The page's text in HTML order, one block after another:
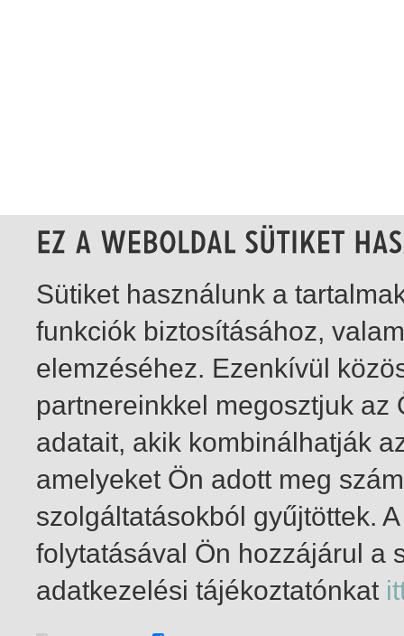
1-16 / total 16 hit
Sütiket használunk a
funkciók biztosításához,
elemzéséhez. Ezenkívül
partnereinkkel megosztjuk
adatait, akik kombinálhatják
amelyeket Ön adott meg
szolgáltatásokból gyűjtöttek.
folytatásával Ön hozzájárul a
adatkezelési tájékoztatónkat